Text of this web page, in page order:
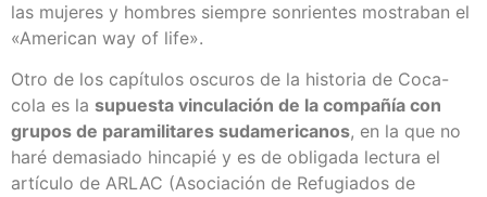
las mujeres y hombres siempre sonrientes mostraban el
«American way of life».
Otro de los capítulos oscuros de la historia de Coca-
cola es la supuesta vinculación de la compañía con
grupos de paramilitares sudamericanos, en la que no
haré demasiado hincapié y es de obligada lectura el
artículo de ARLAC (Asociación de Refugiados de